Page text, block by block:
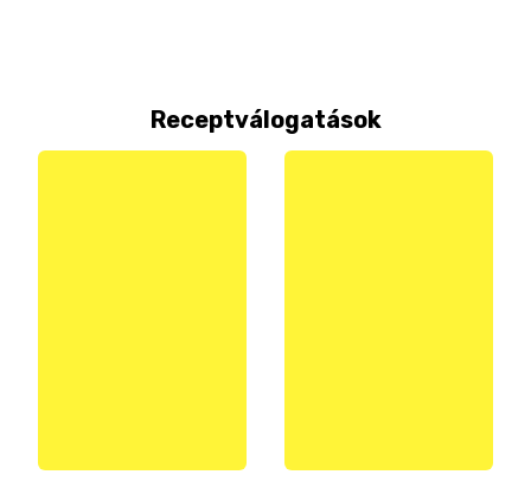
Receptválogatások